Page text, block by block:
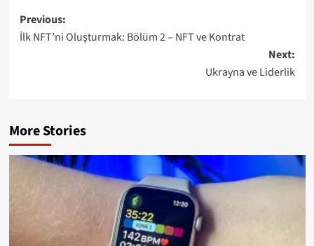
Post
navigation
Previous:
İlk NFT’ni Oluşturmak: Bölüm 2 – NFT ve Kontrat
Next:
Ukrayna ve Liderlik
More Stories